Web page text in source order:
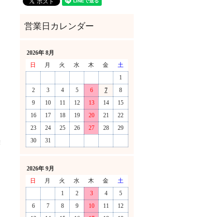
2026年 8月
日
月 火 水 木 金
土
1
2
3 4 5 6 7
8
9
10 11 12 13 14
15
16
17 18 19 20 21
22
23
24 25 26 27 28
29
30
31
2026年 9月
日
月 火 水 木 金
土
1
2 3 4
5
6
7 8 9 10 11
12